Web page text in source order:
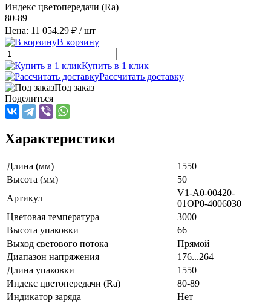
Индекс цветопередачи (Ra)
80-89
Цена: 11 054.29 ₽ / шт
В корзину
Купить в 1 клик
Рассчитать доставку
Под заказ
Поделиться
Характеристики
Длина (мм)
1550
Высота (мм)
50
Артикул
V1-A0-00420-
01OP0-4006030
Цветовая температура
3000
Высота упаковки
66
Выход светового потока
Прямой
Диапазон напряжения
176...264
Длина упаковки
1550
Индекс цветопередачи (Ra)
80-89
Индикатор заряда
Нет